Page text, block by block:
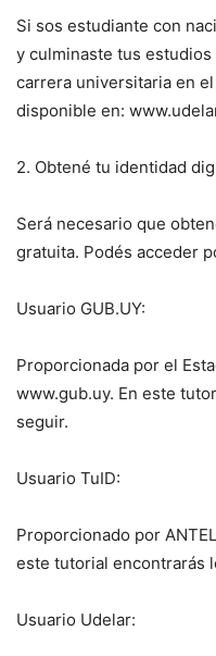
Si sos estudiante con
y culminaste tus
carrera universitaria en
disponible en:
2. Obtené tu identidad
Será necesario que
gratuita. Podés acceder
Usuario GUB.UY:
Proporcionada por el
www.gub.uy. En este
seguir.
Usuario TuID:
Proporcionado por
este tutorial encontrarás
Usuario Udelar: